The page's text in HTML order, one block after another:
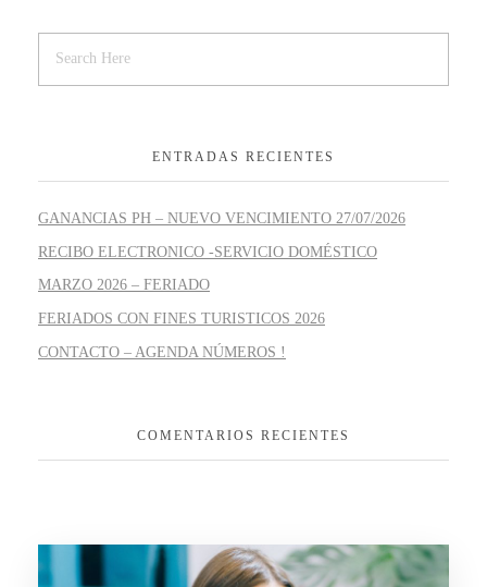
ENTRADAS RECIENTES
GANANCIAS PH – NUEVO VENCIMIENTO 27/07/2026
RECIBO ELECTRONICO -SERVICIO DOMÉSTICO
MARZO 2026 – FERIADO
FERIADOS CON FINES TURISTICOS 2026
CONTACTO – AGENDA NÚMEROS !
COMENTARIOS RECIENTES